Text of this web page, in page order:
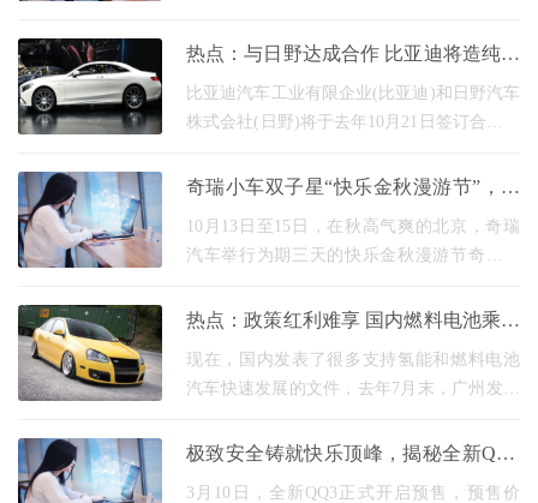
功能，而是渴望通过座驾展现自我态度。 于
热点：与日野达成合作 比亚迪将造纯电
动商用车
比亚迪汽车工业有限企业(比亚迪)和日野汽车
株式会社(日野)将于去年10月21日签订合资合
业。 纯电动商用车预计在2025年之前发售 。
奇瑞小车双子星“快乐金秋漫游节”，演
绎小车热潮期的出行张力
10月13日至15日，在秋高气爽的北京，奇瑞
汽车举行为期三天的快乐金秋漫游节奇瑞小
奇瑞小车双子星小蚂蚁、冰淇淋的独特产品
热点：政策红利难享 国内燃料电池乘用
车快速发展迷茫
现在，国内发表了很多支持氢能和燃料电池
汽车快速发展的文件，去年7月末，广州发表
)”(以下简称“产业计划”)。 根据《产业计划》
极致安全铸就快乐顶峰，揭秘全新QQ3
安全底气
3月10日，全新QQ3正式开启预售，预售价